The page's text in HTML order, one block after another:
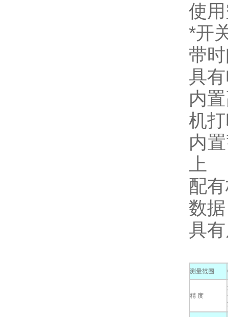
使
*开
带
具
内
机
内
上
配
数据
具
测量范围
精 度